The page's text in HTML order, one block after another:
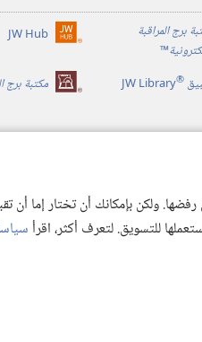
ولكن بإمكانك أن تختار إما أن
للتسويق. لتعرف أكثر، اقرأ
برج المراقبة
™
JW Hub (يفتح
جديدة)
®
JW Library مكتبة برج